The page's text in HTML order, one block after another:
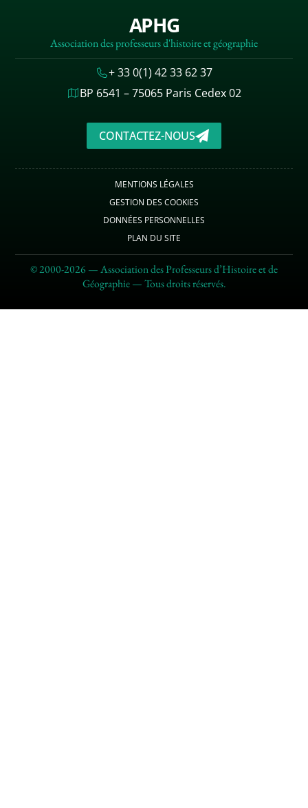
APHG
Association des professeurs d'histoire et géographie
+ 33 0(1) 42 33 62 37
BP 6541 – 75065 Paris Cedex 02
CONTACTEZ-NOUS
MENTIONS LÉGALES
GESTION DES COOKIES
DONNÉES PERSONNELLES
PLAN DU SITE
© 2000-2026 — Association des Professeurs d’Histoire et de
Géographie — Tous droits réservés.